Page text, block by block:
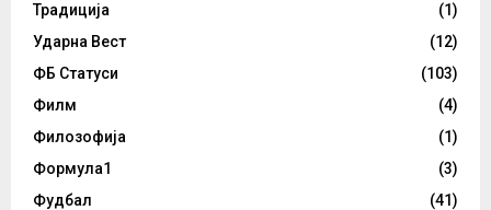
Традиција
(1)
Ударна Вест
(12)
ФБ Статуси
(103)
Филм
(4)
Филозофија
(1)
Формула1
(3)
Фудбал
(41)